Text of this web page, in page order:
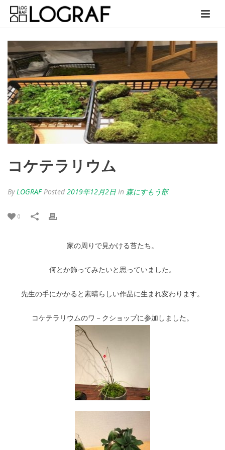
コケテラリウム
ByLOGRAF Posted 2019年12月2日 In 森にすもう部
0
家の周りで見かける苔たち。
何とか飾ってみたいと思っていました。
先生の手にかかると素晴らしい作品に生まれ変わります。
コケテラリウムのワ－クショップに参加しました。